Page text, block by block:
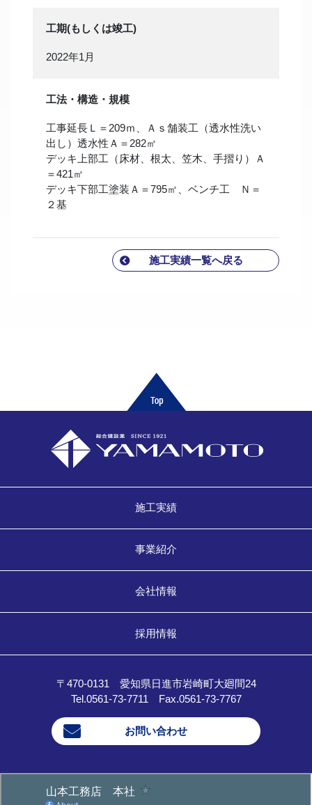
工期(もしくは竣工)
2022年1月
工法・構造・規模
工事延長Ｌ＝209ｍ、Ａｓ舗装工（透水性洗い
出し）透水性Ａ＝282㎡
デッキ上部工（床材、根太、笠木、手摺り）Ａ
＝421㎡
デッキ下部工塗装Ａ＝795㎡、ベンチ工 Ｎ＝
２基
施工実績一覧へ戻る
施工実績
事業紹介
会社情報
採用情報
〒470-0131 愛知県日進市岩崎町大廻間24
Tel.0561-73-7711 Fax.0561-73-7767
お問い合わせ